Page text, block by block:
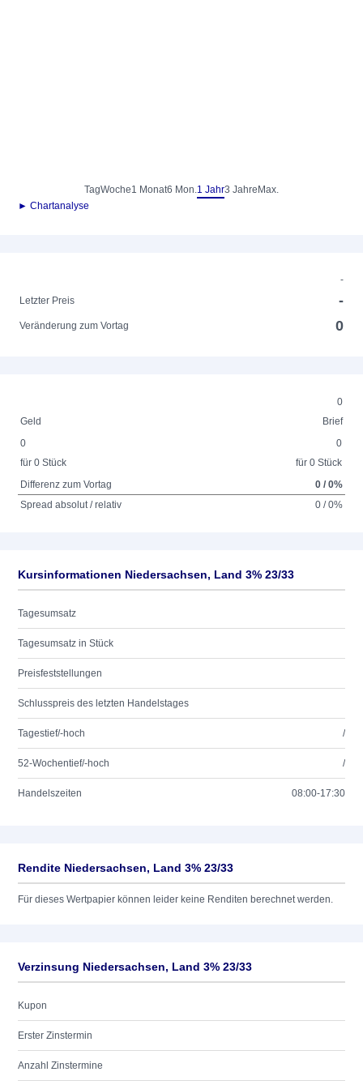
TagWoche1 Monat6 Mon.1 Jahr3 Jahre Max.
► Chartanalyse
-
Letzter Preis
-
Veränderung zum Vortag 0
0
Geld
Brief
0
für 0 Stück
0
für 0 Stück
Differenz zum Vortag
0 / 0%
Spread absolut / relativ
0 / 0%
Kursinformationen Niedersachsen, Land 3% 23/33
Tagesumsatz
Tagesumsatz in Stück
Preisfeststellungen
Schlusspreis des letzten Handelstages
Tagestief/-hoch /
52-Wochentief/-hoch /
Handelszeiten 08:00-17:30
Rendite Niedersachsen, Land 3% 23/33
Für dieses Wertpapier können leider keine Renditen berechnet werden.
Verzinsung Niedersachsen, Land 3% 23/33
Kupon
Erster Zinstermin
Anzahl Zinstermine